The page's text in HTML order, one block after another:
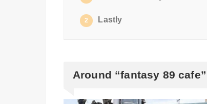
2 Lastly
Around “fantasy 89 cafe”